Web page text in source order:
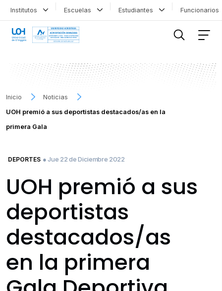
Institutos Escuelas Estudiantes
Inicio
Noticias
UOH premió a sus deportistas destacados/as en la
primera Gala
DEPORTES ● Jue 22 de Diciembre 2022
UOH premió a sus
deportistas
destacados/as
en la primera